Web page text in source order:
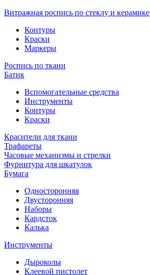
Витражная роспись по стеклу и керамике
Контуры
Краски
Маркеры
Роспись по ткани
Батик
Вспомогательные средства
Инструменты
Контуры
Краски
Красители для ткани
Трафареты
Часовые механизмы и стрелки
Фурнитура для шкатулок
Бумага
Односторонняя
Двусторонняя
Наборы
Кардсток
Калька
Инструменты
Дыроколы
Клеевой пистолет